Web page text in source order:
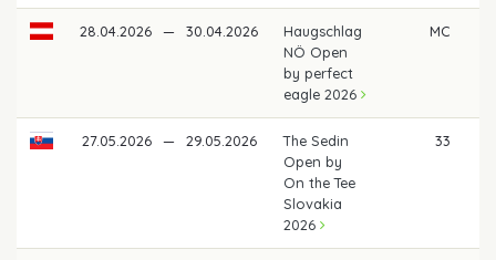
28.04.2026 — 30.04.2026
Haugschlag
NÖ Open
by perfect
eagle 2026
MC
27.05.2026 — 29.05.2026
The Sedin
Open by
On the Tee
Slovakia
2026
33